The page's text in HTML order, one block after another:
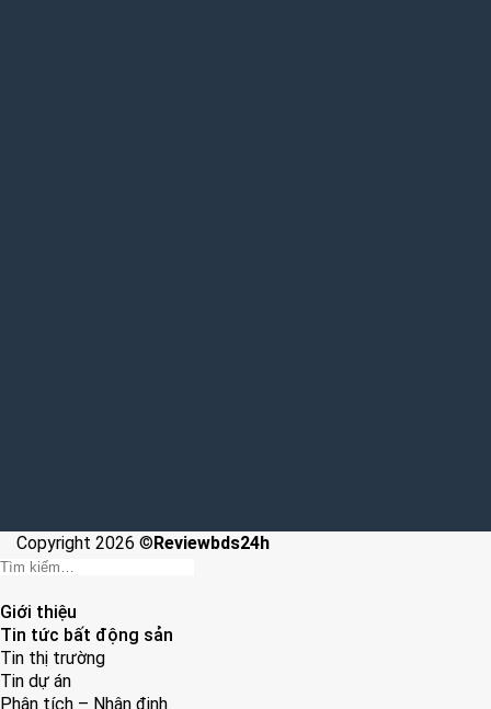
Copyright 2026 ©Reviewbds24h
Giới thiệu
Tin tức bất động sản
Tin thị trường
Tin dự án
Phân tích – Nhận định